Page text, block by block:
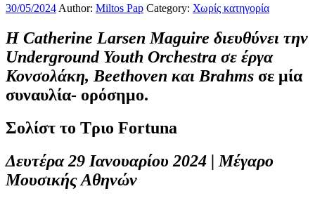
30/05/2024 Author: Miltos Pap Category: Χωρίς κατηγορία
Η Catherine Larsen Maguire διευθύνει την
Underground Youth Orchestra σε έργα
Κονσολάκη, Beethoven και Brahms σε μία
συναυλία- ορόσημο.
Σολίστ το Τριο Fortuna
Δευτέρα 29 Ιανουαρίου 2024 | Μέγαρο
Μουσικής Αθηνών